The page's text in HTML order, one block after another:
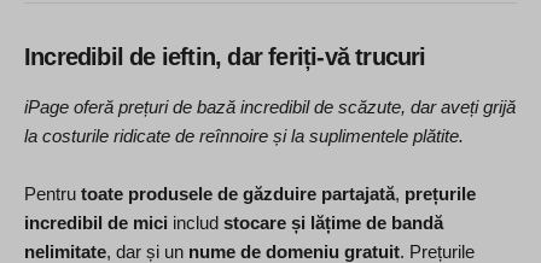
Incredibil de ieftin, dar feriți-vă trucuri
iPage oferă prețuri de bază incredibil de scăzute, dar aveți grijă
la costurile ridicate de reînnoire și la suplimentele plătite.
Pentru toate produsele de găzduire partajată, prețurile
incredibil de mici includ stocare și lățime de bandă
nelimitate, dar și un nume de domeniu gratuit. Prețurile